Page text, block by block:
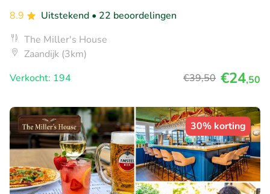
8.9 Uitstekend • 22 beoordelingen
The Miller's House
Zaandijk (3km)
Verkocht: 194
€39,50 €24,50
30% korting